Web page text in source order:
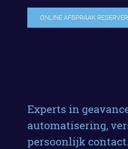
ONLINE AFSPRAAK
Experts in
automatisering,
persoonlijk contact.